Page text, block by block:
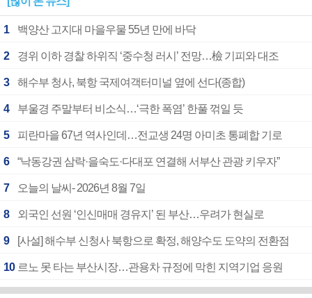
1 백양산 고지대 마을우물 55년 만에 바닥
2 경위 이하 경찰 하위직 ‘중수청 러시’ 전망…檢 기피와 대조
3 해수부 청사, 북항 국제여객터미널 옆에 선다(종합)
4 부울경 주말부터 비소식…‘극한 폭염’ 한풀 꺾일 듯
5 피란마을 67년 역사인데…전교생 24명 아미초 통폐합 기로
6 “낙동강권 삼락·을숙도·다대포 연결해 서부산 관광 키우자”
7 오늘의 날씨- 2026년 8월 7일
8 외국인 선원 ‘인신매매 경유지’ 된 부산…우려가 현실로
9 [사설] 해수부 신청사 북항으로 확정, 해양수도 도약의 전환점
10 르노 못 타는 부산시장…관용차 규정에 막힌 지역기업 응원